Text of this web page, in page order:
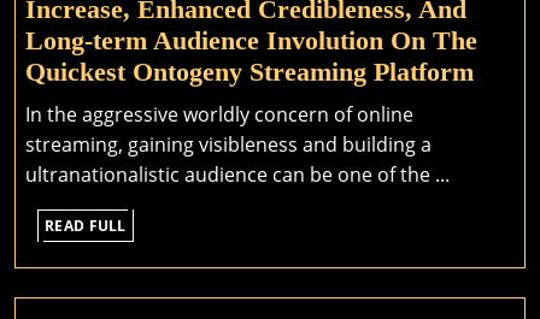
Increase, Enhanced Credibleness, And
Long-term Audience Involution On The
Quickest Ontogeny Streaming Platform
To
In the aggressive worldly concern of online
streaming, gaining visibleness and building a
ultranationalistic audience can be one of the ...
READ FULL
FULL